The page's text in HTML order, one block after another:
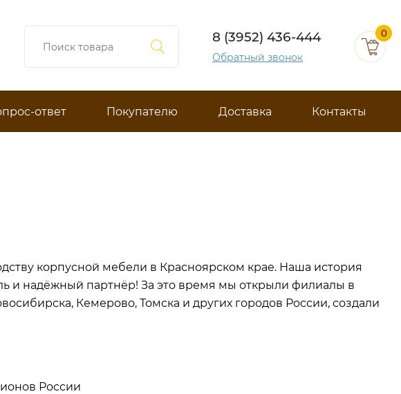
8 (3952) 436-444
Обратный звонок
0
ответ Покупателю Доставка Контакты
корпусной мебели в Красноярском крае. Наша история
и надёжный партнёр! За это время мы открыли филиалы в
Кемерово, Томска и других городов России, создали
России